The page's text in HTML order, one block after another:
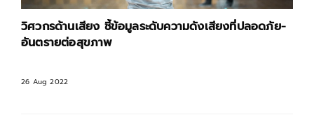
Lazada PayDay x Mc Jeans โปรโมชั่น ช้อปปิ้ง
ออนไลน์ กางเกงยีนส์ สุดคุ้ม
22 Aug 2022